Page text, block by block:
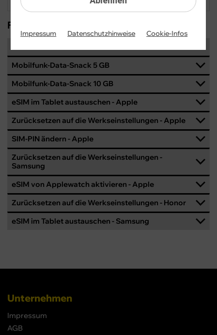
FAQ: Am häufigsten gesucht
Mobilfunk-Data-Snack 5 GB
Mobilfunk-Data-Snack 10 GB
eSIM im Tablet austauschen - Apple
Zurücksetzen auf die Werkseinstellungen - Apple
SIM-PIN ändern - Apple
Zurücksetzen auf die Werkseinstellungen -
Samsung
eSIM von Applewatch aktivieren - Apple
Zurücksetzen auf die Werkseinstellungen - Honor
eSIM im Tablet austauschen - Samsung
Unternehmen
Impressum
AGB
Impressum Datenschutzhinweise Cookie-Infos